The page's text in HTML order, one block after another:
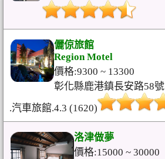
儷倞旅館
Region Motel
價格:9300 ~ 13300
彰化縣鹿港鎮長安路58號
.汽車旅館.4.3 (1620)
洛津做夢
價格:15000 ~ 30000